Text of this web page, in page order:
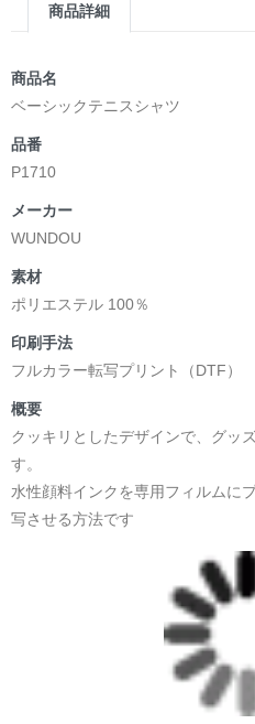
商品詳細
商品名
ベーシックテニスシャツ
品番
P1710
メーカー
WUNDOU
素材
ポリエステル 100％
印刷手法
フルカラー転写プリント（DTF）
概要
クッキリとしたデザインで、グッ
す。
水性顔料インクを専用フィルムに
写させる方法です